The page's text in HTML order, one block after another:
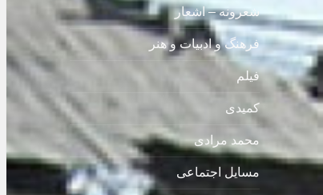
شعرونه – اشعار
فرهنگ و ادبیات و هنر
فیلم
کمیدی
محمد مرادی
مسایل اجتماعی